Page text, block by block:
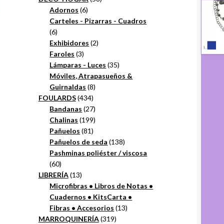
Adornos 66
productos
Carteles - Pizarras - Cuadros
66
productos
Exhibidores 22
Faroles 33
productos
Lámparas - Luces 3535
productos
Móviles, Atrapasueños &
Guirnaldas 88
FOULARDS 434434
productos
Bandanas 2727
productos
Chalinas 199199
Pañuelos 8181
productos
Pañuelos de seda 138138
productos
Pashminas poliéster / viscosa
6060
productos
LIBRERÍA 1313
productos
Microfibras • Libros de Notas •
Cuadernos • KitsCarta •
Fibras • Accesorios 1313
MARROQUINERÍA 319319